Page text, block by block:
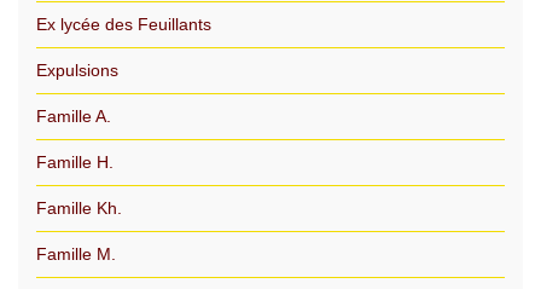
Ex lycée des Feuillants
Expulsions
Famille A.
Famille H.
Famille Kh.
Famille M.